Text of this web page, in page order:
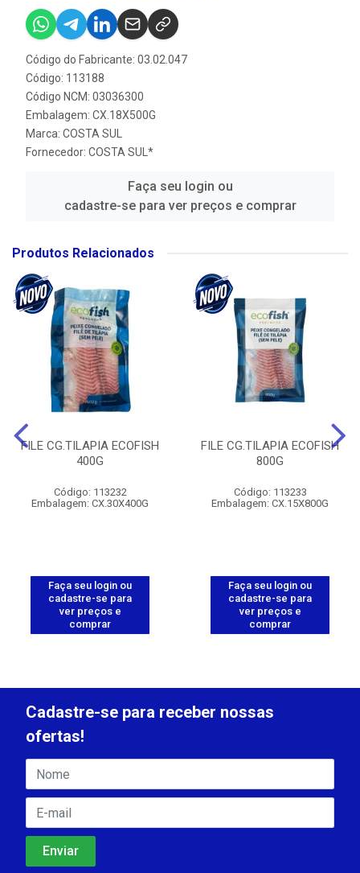
Código do Fabricante: 03.02.047
Código: 113188
Código NCM: 03036300
Embalagem: CX.18X500G
Marca: COSTA SUL
Fornecedor: COSTA SUL*
Faça seu login ou
cadastre-se para ver preços e comprar
Produtos Relacionados
FILE CG.TILAPIA ECOFISH
400G
Código: 113232
Embalagem: CX.30X400G
Faça seu login ou
cadastre-se para
ver preços e
comprar
FILE CG.TILAPIA ECOFISH
800G
Código: 113233
Embalagem: CX.15X800G
Faça seu login ou
cadastre-se para
ver preços e
comprar
Cadastre-se para receber nossas
ofertas!